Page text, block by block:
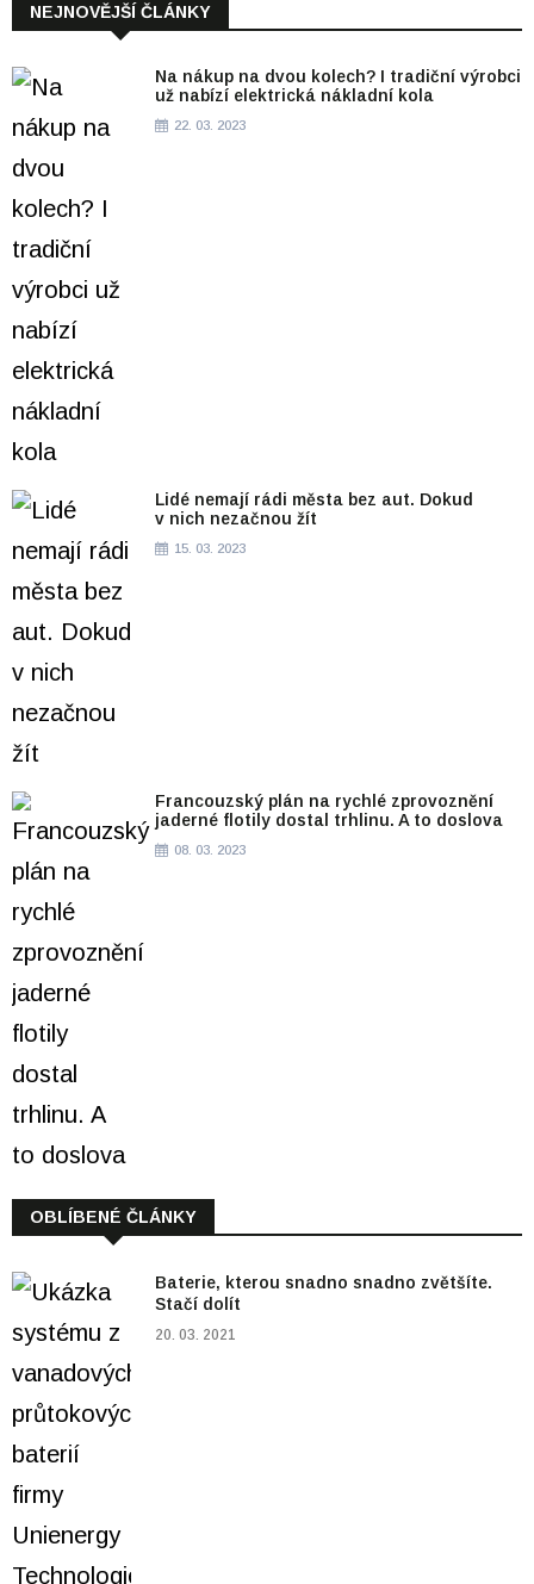
NEJNOVĚJŠÍ ČLÁNKY
Na nákup na dvou kolech? I tradiční výrobci
už nabízí elektrická nákladní kola
22. 03. 2023
Lidé nemají rádi města bez aut. Dokud
v nich nezačnou žít
15. 03. 2023
Francouzský plán na rychlé zprovoznění
jaderné flotily dostal trhlinu. A to doslova
08. 03. 2023
OBLÍBENÉ ČLÁNKY
Baterie, kterou snadno snadno zvětšíte.
Stačí dolít
20. 03. 2021